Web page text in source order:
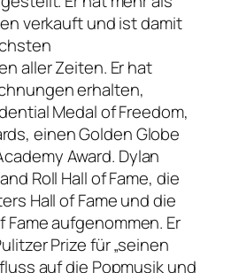
verkauft und ist damit
aller Zeiten. Er hat
erhalten,
Medal of Freedom,
einen Golden Globe
Award. Dylan
Roll Hall of Fame, die
Hall of Fame und die
Fame aufgenommen. Er
Prize für „seinen
auf die Popmusik und